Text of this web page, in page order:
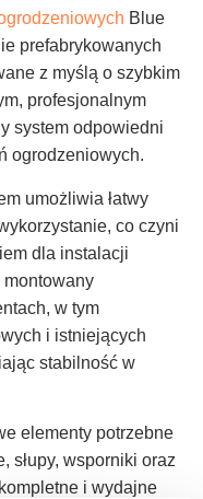
Blue
prefabrykowanych
z myślą o szybkim
profesjonalnym
system odpowiedni
ogrodzeniowych.
umożliwia łatwy
co czyni
dla instalacji
montowany
w tym
i istniejących
stabilność w
elementy potrzebne
słupy, wsporniki oraz
i wydajne